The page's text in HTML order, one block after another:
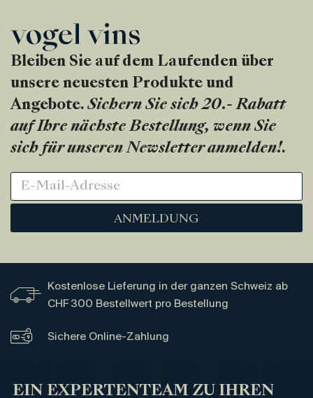
Bleiben Sie auf dem Laufenden über
unsere neuesten Produkte und
Angebote. Sichern Sie sich 20.- Rabatt
auf Ihre nächste Bestellung, wenn Sie
sich für unseren Newsletter anmelden!.
ANMELDUNG
Kostenlose Lieferung in der ganzen Schweiz ab
CHF 300 Bestellwert pro Bestellung
Sichere Online-Zahlung
EIN EXPERTENTEAM ZU IHREN